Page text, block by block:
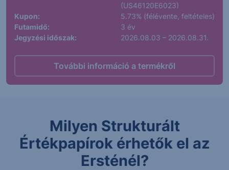
(US46120E6023)
Kupon:
5.73% (félévente, feltételes)
Futamidő:
3 év
Jegyzési időszak:
2026.08.03 – 2026.08.31.
További információ a termékről
Milyen Strukturált
Értékpapírok érhetők el az
Ersténél?